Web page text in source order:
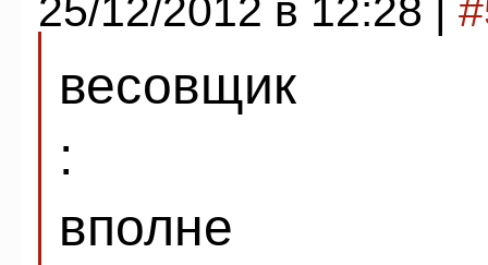
25/12/2012 в 12:28 |
весовщик
:
вполне